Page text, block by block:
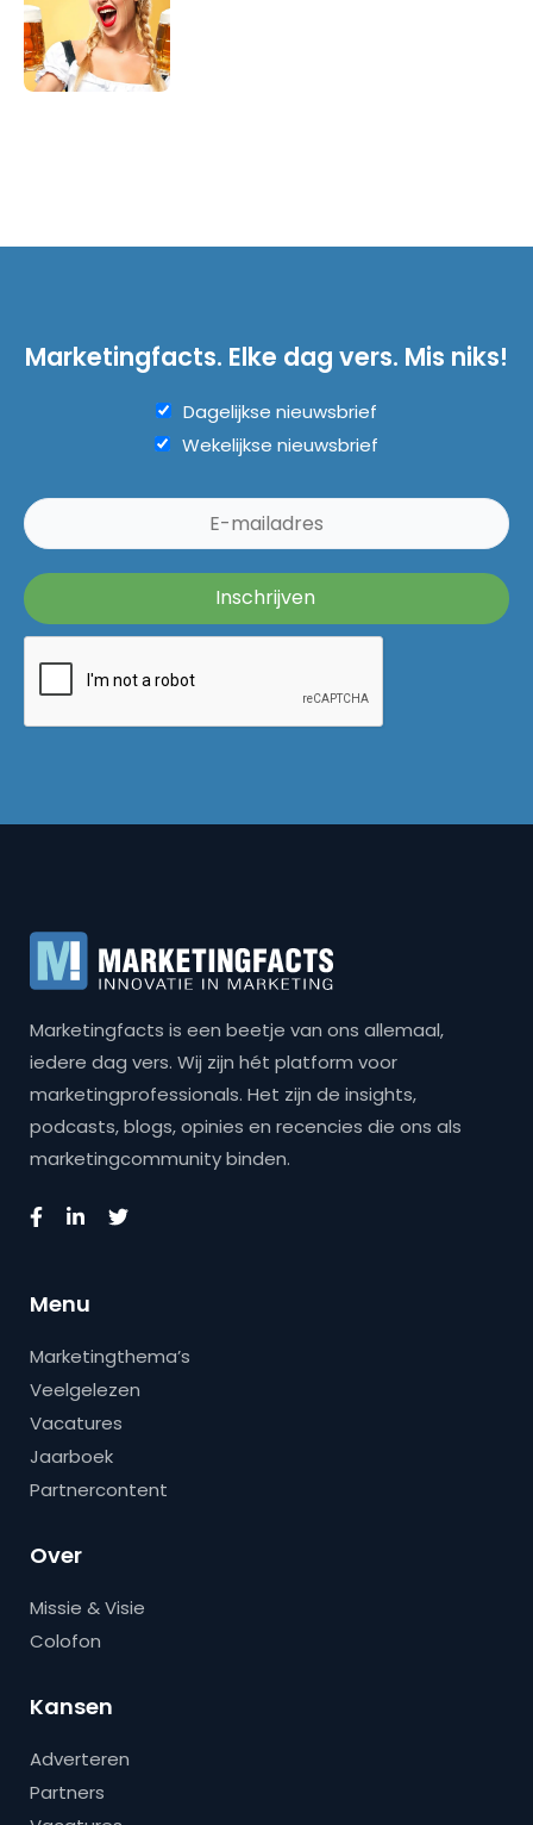
Marketingfacts. Elke dag vers. Mis niks!
Dagelijkse nieuwsbrief
Wekelijkse nieuwsbrief
Marketingfacts is een beetje van ons allemaal,
iedere dag vers. Wij zijn hét platform voor
marketingprofessionals. Het zijn de insights,
podcasts, blogs, opinies en recencies die ons als
marketingcommunity binden.
Menu
Marketingthema’s
Veelgelezen
Vacatures
Jaarboek
Partnercontent
Over
Missie & Visie
Colofon
Kansen
Adverteren
Partners